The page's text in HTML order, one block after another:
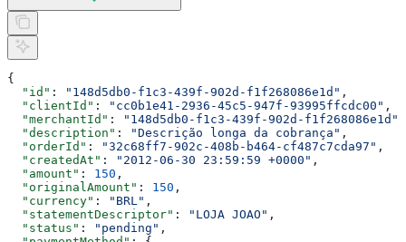
{
  "id"
: "148d5db0-f1c3-439f-902d-f1f268086e1d" ,
  "clientId"
: "cc0b1e41-2936-45c5-947f-93995ffcdc00" ,
  "merchantId"
: "148d5db0-f1c3-439f-902d-f1f268086e1d"
  "description"
: "Descrição longa da cobrança" ,
  "orderId"
: "32c68ff7-902c-408b-b464-cf487c7cda97" ,
  "createdAt"
: "2012-06-30 23:59:59 +0000" ,
  "amount"
: 150 ,
  "originalAmount"
: 150 ,
  "currency"
: "BRL" ,
  "statementDescriptor"
: "LOJA JOAO" ,
  "status"
: "pending" ,